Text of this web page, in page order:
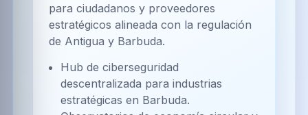
para ciudadanos y proveedores
estratégicos alineada con la regulación
de Antigua y Barbuda.
Hub de ciberseguridad
descentralizada para industrias
estratégicas en Barbuda.